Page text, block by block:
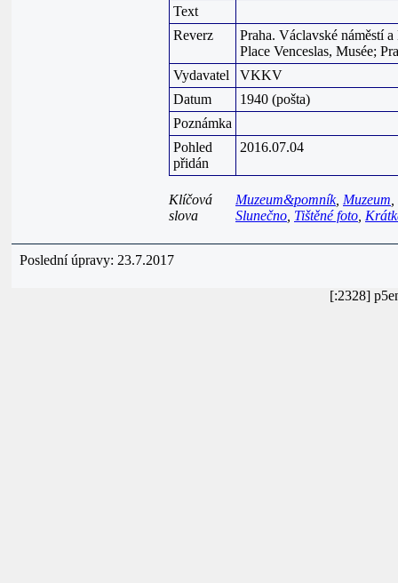
Text
Reverz
Praha. Václavské náměstí
Place Venceslas, Musée;
Vydavatel
VKKV
Datum
1940 (pošta)
Poznámka
Pohled
přidán
2016.07.04
Klíčová
slova
Muzeum&pomník, Muzeum
Slunečno Tištěné foto
Poslední úpravy: 23.7.2017
[:2328]